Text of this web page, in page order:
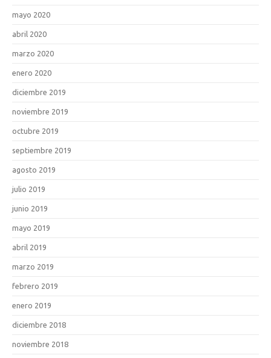
mayo 2020
abril 2020
marzo 2020
enero 2020
diciembre 2019
noviembre 2019
octubre 2019
septiembre 2019
agosto 2019
julio 2019
junio 2019
mayo 2019
abril 2019
marzo 2019
febrero 2019
enero 2019
diciembre 2018
noviembre 2018